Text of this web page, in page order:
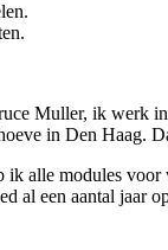
Muller, ik werk
in Den Haag.
alle modules voor
al een aantal jaar